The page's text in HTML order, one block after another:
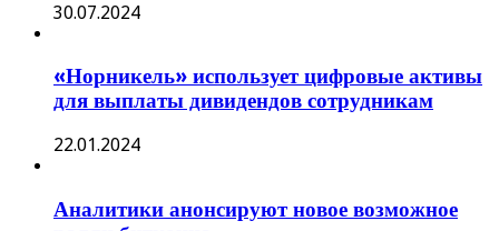
30.07.2024
«Норникель» использует цифровые активы
для выплаты дивидендов сотрудникам
22.01.2024
Аналитики анонсируют новое возможное